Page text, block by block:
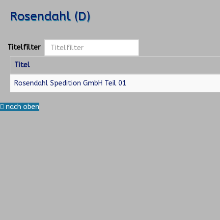
Rosendahl (D)
Titelfilter
Titel
Rosendahl Spedition GmbH Teil 01
nach oben